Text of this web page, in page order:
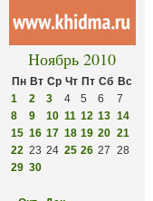
Ноябрь 2010
Пн Вт Ср Чт Пт Сб Вс
1
2 3 4 5 6
7
8
9 10 11 12 13 14
15 16 17 18 19 20 21
22 23 24 25 26 27 28
29 30